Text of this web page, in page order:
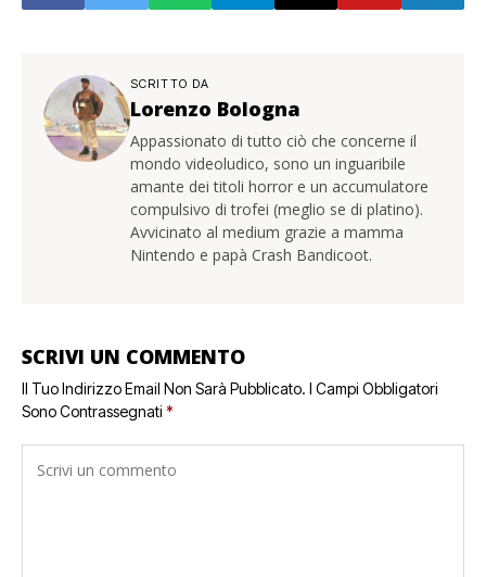
SCRITTO DA
Lorenzo Bologna
Appassionato di tutto ciò che concerne il
mondo videoludico, sono un inguaribile
amante dei titoli horror e un accumulatore
compulsivo di trofei (meglio se di platino).
Avvicinato al medium grazie a mamma
Nintendo e papà Crash Bandicoot.
SCRIVI UN COMMENTO
Il Tuo Indirizzo Email Non Sarà Pubblicato. I Campi Obbligatori
Sono Contrassegnati *